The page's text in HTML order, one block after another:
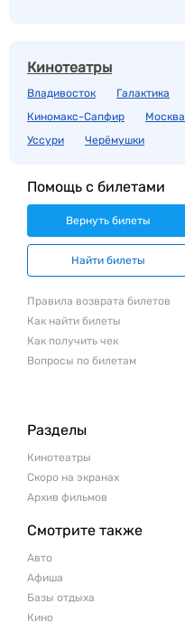
Кинотеатры
Владивосток Галактика
Киномакс-Сапфир
Москва
Уссури
Черёмушки
Помощь с билетами
Вернуть билеты
Найти билеты
Правила возврата билетов
Как найти билеты
Как получить чек
Вопросы по билетам
Разделы
Кинотеатры
Скоро на экранах
Архив фильмов
Смотрите также
Авто
Афиша
Базы отдыха
Кино